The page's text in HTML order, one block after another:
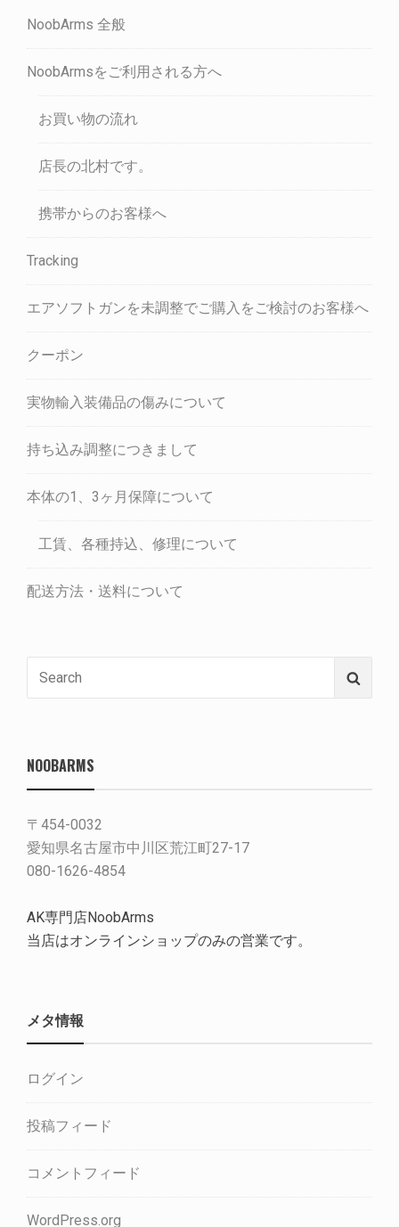
NoobArms 全般
NoobArmsをご利用される方へ
お買い物の流れ
店長の北村です。
携帯からのお客様へ
Tracking
エアソフトガンを未調整でご購入をご検討のお客様へ
クーポン
実物輸入装備品の傷みについて
持ち込み調整につきまして
本体の1、3ヶ月保障について
工賃、各種持込、修理について
配送方法・送料について
NOOBARMS
〒454-0032
愛知県名古屋市中川区荒江町27-17
080-1626-4854
AK専門店NoobArms
当店はオンラインショップのみの営業です。
メタ情報
ログイン
投稿フィード
コメントフィード
WordPress.org